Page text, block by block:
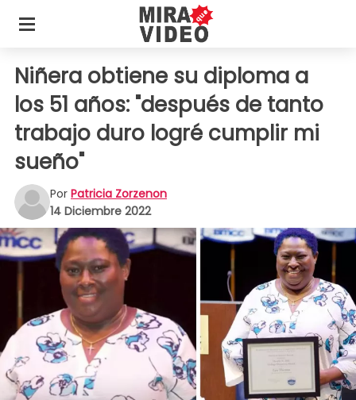
Niñera obtiene su diploma a
los 51 años: "después de tanto
trabajo duro logré cumplir mi
sueño"
Por Patricia Zorzenon
14 Diciembre 2022